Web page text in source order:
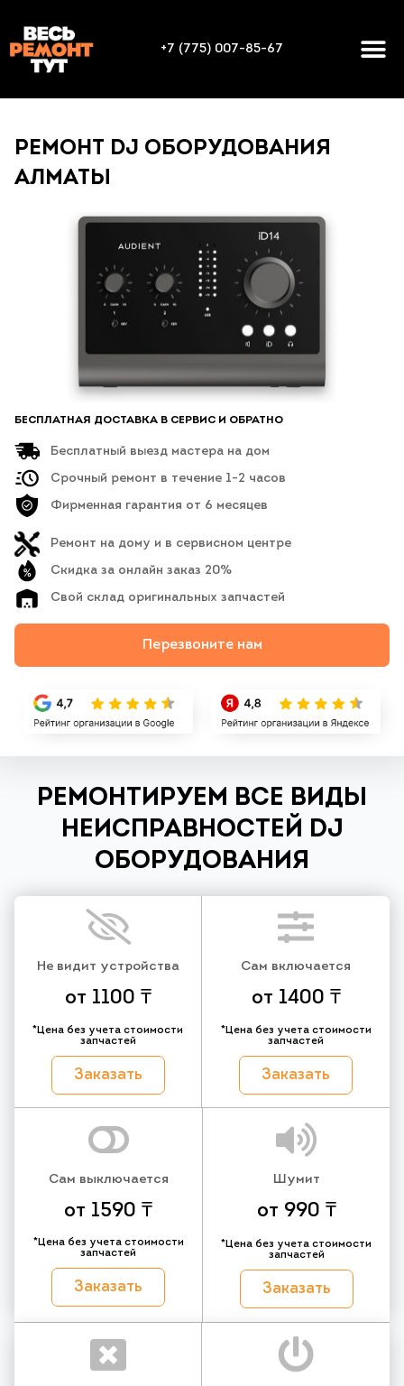
+7 (775) 007-85-67
РЕМОНТ DJ ОБОРУДОВАНИЯ
АЛМАТЫ
БЕСПЛАТНАЯ ДОСТАВКА В СЕРВИС И ОБРАТНО
Бесплатный выезд мастера на дом
Срочный ремонт в течение 1-2 часов
Фирменная гарантия от 6 месяцев
Ремонт на дому и в сервисном центре
Скидка за онлайн заказ 20%
Свой склад оригинальных запчастей
Перезвоните нам
РЕМОНТИРУЕМ ВСЕ ВИДЫ
НЕИСПРАВНОСТЕЙ DJ
ОБОРУДОВАНИЯ
Не видит устройства
от 1100 ₸
*Цена без учета стоимости
запчастей
Заказать
Сам включается
от 1400 ₸
*Цена без учета стоимости
запчастей
Заказать
Сам выключается
от 1590 ₸
*Цена без учета стоимости
запчастей
Заказать
Шумит
от 990 ₸
*Цена без учета стоимости
запчастей
Заказать